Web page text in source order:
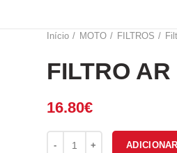
Início MOTO FILTROS
FILTRO
16.80€
ADICIONAR